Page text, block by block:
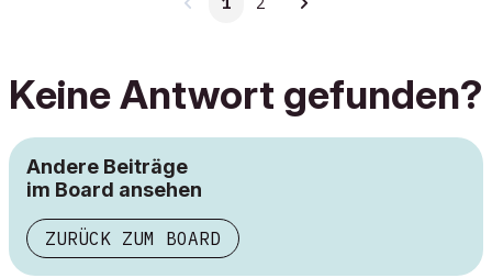
Keine Antwort gefunden?
Andere Beiträge
im Board ansehen
ZURÜCK ZUM BOARD